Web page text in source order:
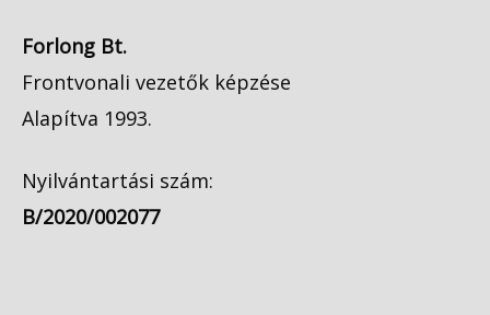
Forlong Bt.
Frontvonali vezetők képzése
Alapítva 1993.
Nyilvántartási szám:
B/2020/002077